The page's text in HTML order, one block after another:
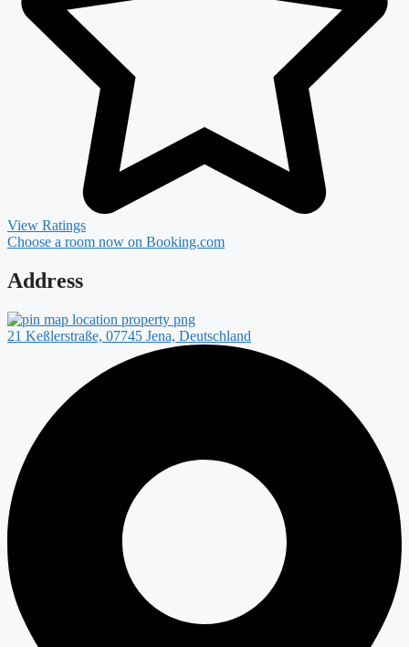
View Ratings
Choose a room now on Booking.com
Address
21 Keßlerstraße, 07745 Jena, Deutschland